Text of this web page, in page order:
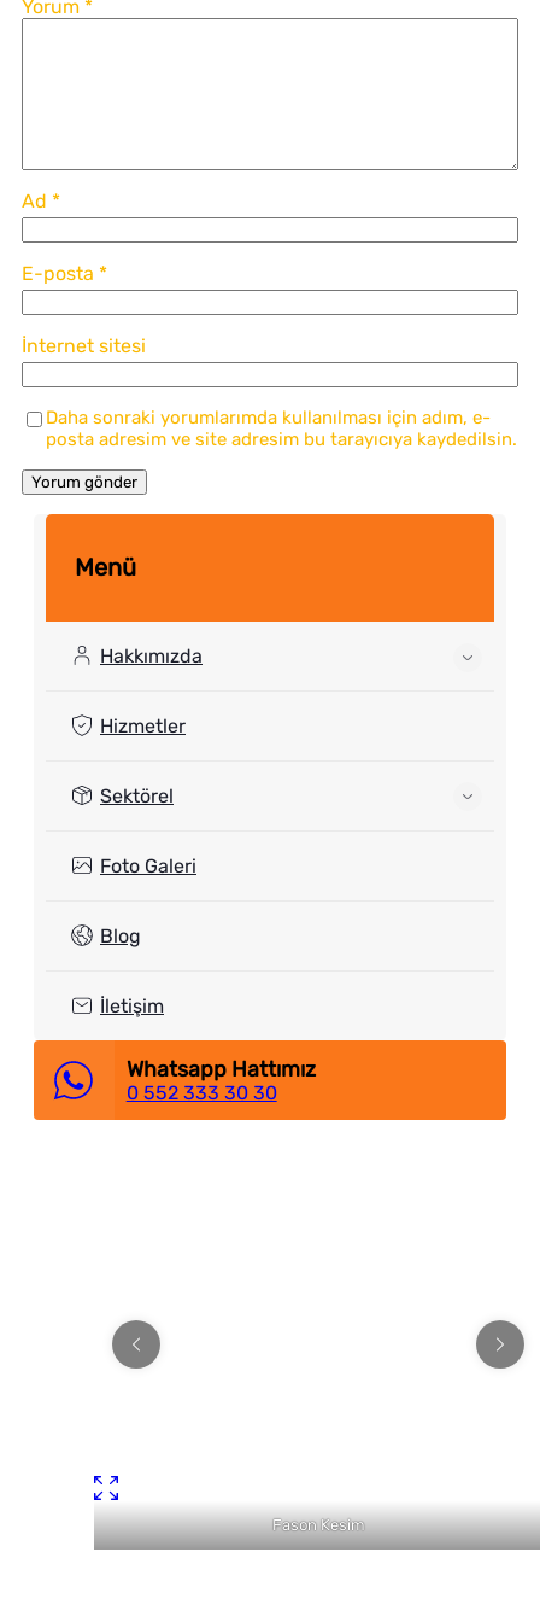
Yorum *
Ad *
E-posta *
İnternet sitesi
Daha sonraki yorumlarımda kullanılması için adım, e-
posta adresim ve site adresim bu tarayıcıya kaydedilsin.
Menü
Hakkımızda
Hizmetler
Sektörel
Foto Galeri
Blog
İletişim
Whatsapp Hattımız
0 552 333 30 30
Fason Kesim